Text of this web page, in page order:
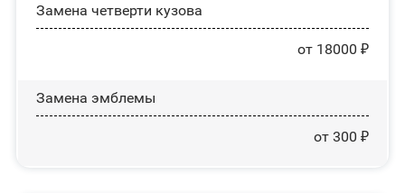
Замена четверти кузова
от 18000 ₽
Замена эмблемы
от 300 ₽